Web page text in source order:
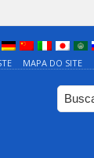
MAPA DO SITE